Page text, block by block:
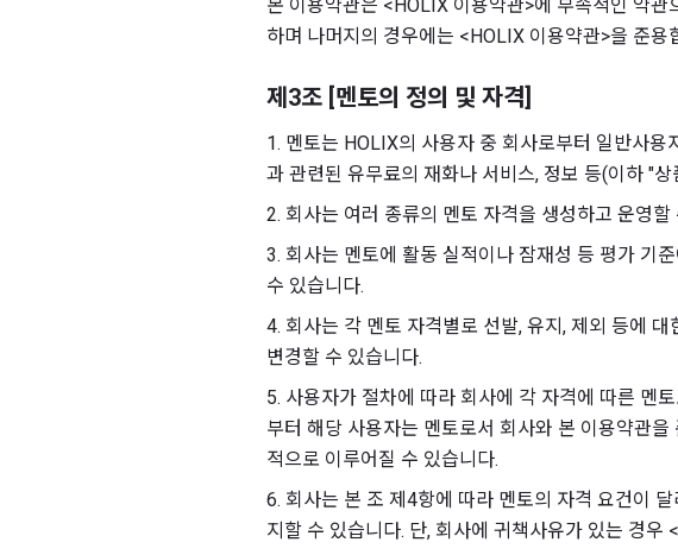
본 이용약관은 <HOLIX 이용약관>에 부속적인 약
하며 나머지의 경우에는 <HOLIX 이용약관>을 준용
제3조 [멘토의 정의 및 자격]
1. 멘토는 HOLIX의 사용자 중 회사로부터 일반사
과 관련된 유무료의 재화나 서비스, 정보 등(이하 "
2. 회사는 여러 종류의 멘토 자격을 생성하고 운영
3. 회사는 멘토에 활동 실적이나 잠재성 등 평가 기
수 있습니다.
4. 회사는 각 멘토 자격별로 선발, 유지, 제외 등에
변경할 수 있습니다.
5. 사용자가 절차에 따라 회사에 각 자격에 따른 멘
부터 해당 사용자는 멘토로서 회사와 본 이용약관
적으로 이루어질 수 있습니다.
6. 회사는 본 조 제4항에 따라 멘토의 자격 요건이
지할 수 있습니다. 단, 회사에 귀책사유가 있는 경